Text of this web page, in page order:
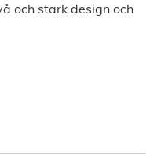
och stark design och